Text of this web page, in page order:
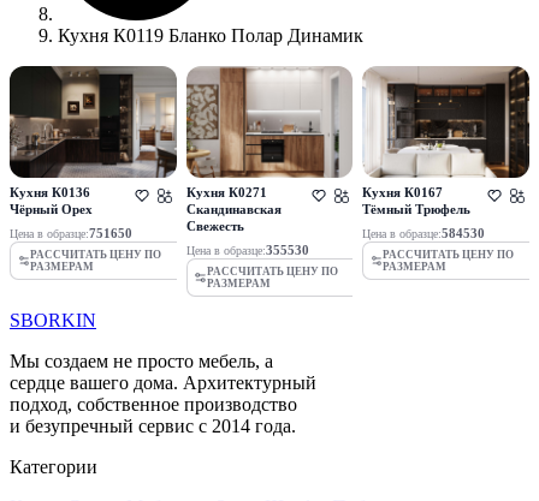
Кухня К0119 Бланко Полар Динамик
Кухня К0136
Чёрный Орех
Цена в образце:751650
РАССЧИТАТЬ ЦЕНУ ПО
РАЗМЕРАМ
Кухня К0271
Скандинавская
Свежесть
Цена в образце:355530
РАССЧИТАТЬ ЦЕНУ ПО
РАЗМЕРАМ
Кухня К0167
Тёмный Трюфель
Цена в образце:584530
РАССЧИТАТЬ ЦЕНУ ПО
РАЗМЕРАМ
SBORKIN
Мы создаем не просто мебель, а
сердце вашего дома. Архитектурный
подход, собственное производство
и безупречный сервис с 2014 года.
Категории